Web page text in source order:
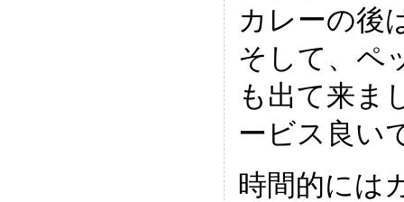
カレーの後
そして、ペ
も出て来ま
ービス良い
時間的には